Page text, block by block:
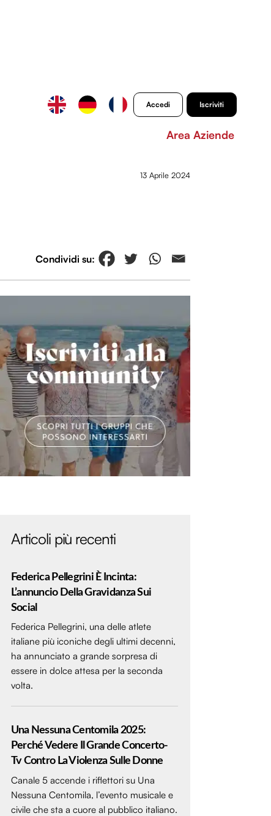
Accedi Iscriviti
Area Aziende
13 Aprile 2024
Articoli più recenti
Federica Pellegrini È Incinta:
L’annuncio Della Gravidanza Sui
Social
Federica Pellegrini, una delle atlete
italiane più iconiche degli ultimi decenni,
ha annunciato a grande sorpresa di
essere in dolce attesa per la seconda
volta.
Una Nessuna Centomila 2025:
Perché Vedere Il Grande Concerto-
Tv Contro La Violenza Sulle Donne
Canale 5 accende i riflettori su Una
Nessuna Centomila, l’evento musicale e
civile che sta a cuore al pubblico italiano.